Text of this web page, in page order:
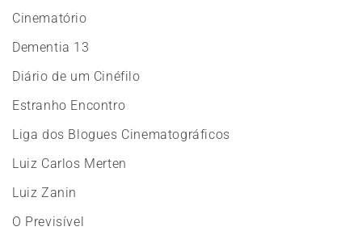
Cinematório
Dementia 13
Diário de um Cinéfilo
Estranho Encontro
Liga dos Blogues Cinematográficos
Luiz Carlos Merten
Luiz Zanin
O Previsível